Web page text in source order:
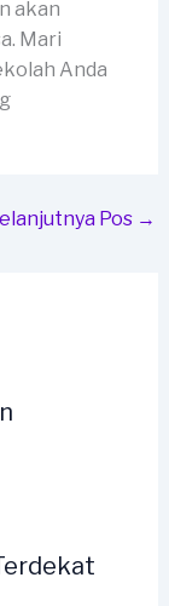
akan
Mari
Anda
Pos →